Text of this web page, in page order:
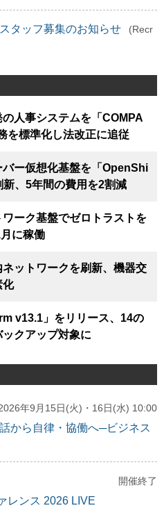
タッフ募集のお知らせ
(Recr
人事システムを「COMPA
を標準化し法改正に追従
ー仮想化基盤を「OpenShi
、5年間の費用を2割減
ーク基盤でゼロトラストを
に稼働
ットワークを刷新、機器交
化
v13.1」をリリース、14の
クアップ対象に
年9月15日(火)・16日(水) 10:00
から自律・協働へ─ビジネス
開催終了
レンス 2026 LIVE